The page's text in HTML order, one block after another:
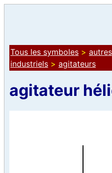
Tous les symboles > autres
industriels > agitateurs
agitateur